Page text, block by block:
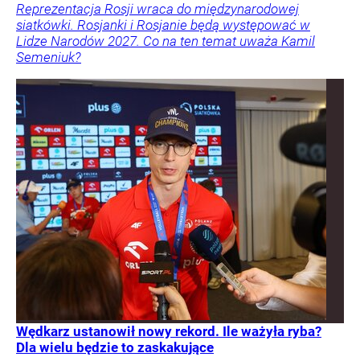
Reprezentacja Rosji wraca do międzynarodowej
siatkówki. Rosjanki i Rosjanie będą występować w
Lidze Narodów 2027. Co na ten temat uważa Kamil
Semeniuk?
Wędkarz ustanowił nowy rekord. Ile ważyła ryba?
Dla wielu będzie to zaskakujące